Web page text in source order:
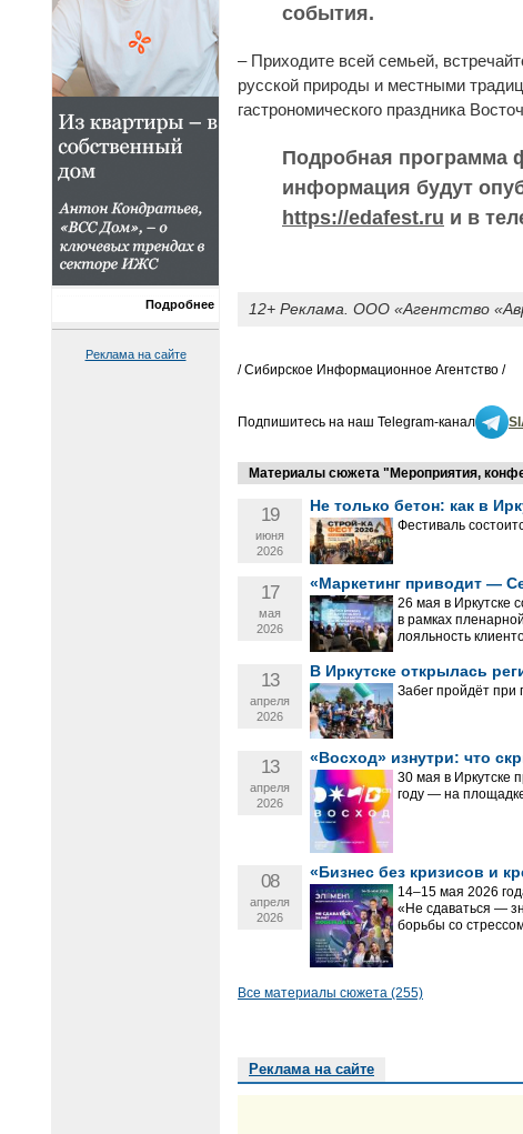
Подробнее
Реклама на сайте
события.
– Приходите всей семьей,
русской природы и местными
гастрономического праздника
Подробная программа
информация будут
https://edafest.ru и в
12+ Реклама. ООО «Агентство
/ Сибирское Информационное Агентство /
Подпишитесь на наш Telegram-канал
Материалы сюжета "Мероприятия,
19
июня
2026
Не только бетон: как в
Фестиваль
17
мая
2026
«Маркетинг приводит —
26 мая в Иркутске
в рамках
лояльность
13
апреля
2026
В Иркутске открылась
Забег пройдёт
13
апреля
2026
«Восход» изнутри: что
30 мая в Иркутске
году — на
08
апреля
2026
«Бизнес без кризисов и
14–15 мая 2026
«Не сдаваться —
борьбы со
Все материалы сюжета (255)
Реклама на сайте